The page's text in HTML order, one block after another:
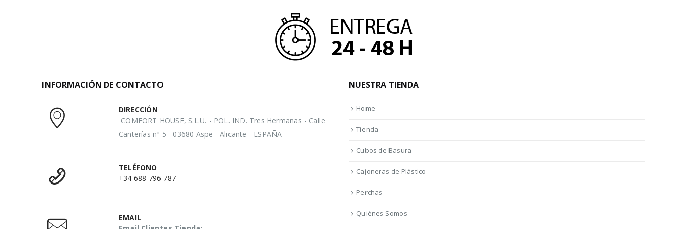
INFORMACIÓN DE CONTACTO
DIRECCIÓN
COMFORT HOUSE, S.L.U. - POL. IND. Tres Hermanas - Calle
Canterías nº 5 - 03680 Aspe - Alicante - ESPAÑA
TELÉFONO
+34 688 796 787
EMAIL
NUESTRA TIENDA
Home
Tienda
Cubos de Basura
Cajoneras de Plástico
Perchas
Quiénes Somos